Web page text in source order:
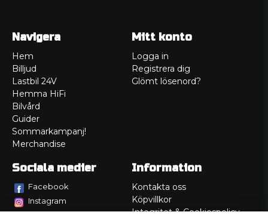
Navigera
Hem
Billjud
Lastbil 24V
Hemma HiFi
Bilvård
Guider
Sommarkampanj!
Merchandise
Mitt konto
Logga in
Registrera dig
Glömt lösenord?
Sociala medier
Facebook
Instagram
Information
Kontakta oss
Köpvillkor
Integritet & Cookiespolicy